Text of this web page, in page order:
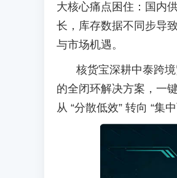
大核心痛点困住：国内
长，库存数据不同步导
与市场机遇。
核货宝深耕中泰跨
的全闭环解决方案，一
从 “分散低效” 转向 “集